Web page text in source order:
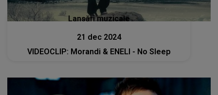
Lansări muzicale
21 dec 2024
VIDEOCLIP: Morandi & ENELI - No Sleep